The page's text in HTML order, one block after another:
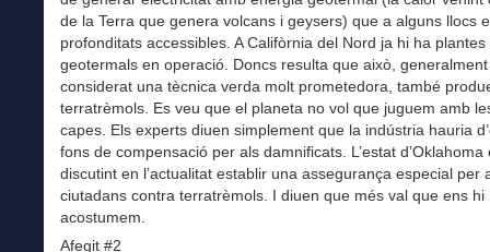
de la Terra que genera volcans i geysers) que a alguns llocs
profonditats accessibles. A Califòrnia del Nord ja hi ha plantes
geotermals en operació. Doncs resulta que això, generalment
considerat una tècnica verda molt prometedora, també
terratrèmols. Es veu que el planeta no vol que juguem amb
capes. Els experts diuen simplement que la indústria hauria
fons de compensació per als damnificats. L’estat d’Oklahoma
discutint en l’actualitat establir una assegurança especial per
ciutadans contra terratrèmols. I diuen que més val que ens hi
acostumem.
Afegit #2